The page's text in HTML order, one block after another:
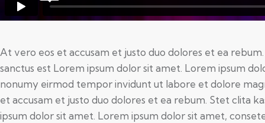
At vero eos et accusam et justo duo dolores et ea
sanctus est Lorem ipsum dolor sit amet. Lorem ipsum
nonumy eirmod tempor invidunt ut labore et dolore
et accusam et justo duo dolores et ea rebum. Stet clita
ipsum dolor sit amet. Lorem ipsum dolor sit amet,